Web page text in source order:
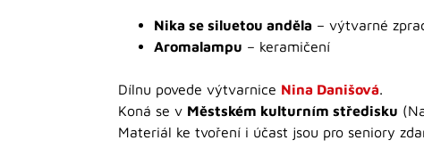
Nika se siluetou anděla – výtvarné
Aromalampu – keramičení
Dílnu povede výtvarnice Nina Danišová.
Koná se v Městském kulturním středisku
Materiál ke tvoření i účast jsou pro seniory